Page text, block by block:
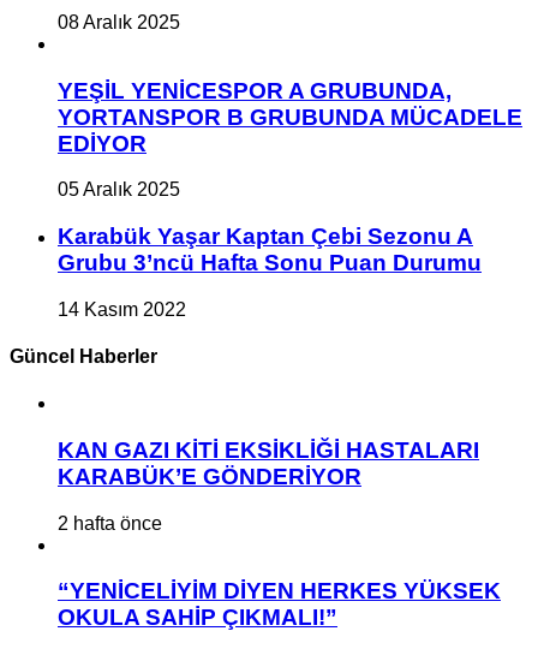
08 Aralık 2025
YEŞİL YENİCESPOR A GRUBUNDA,
YORTANSPOR B GRUBUNDA MÜCADELE
EDİYOR
05 Aralık 2025
Karabük Yaşar Kaptan Çebi Sezonu A
Grubu 3’ncü Hafta Sonu Puan Durumu
14 Kasım 2022
Güncel Haberler
KAN GAZI KİTİ EKSİKLİĞİ HASTALARI
KARABÜK’E GÖNDERİYOR
2 hafta önce
“YENİCELİYİM DİYEN HERKES YÜKSEK
OKULA SAHİP ÇIKMALI!”